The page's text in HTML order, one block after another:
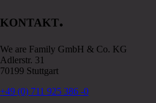
KONTAKT.
We are Family GmbH & Co. KG
Adlerstr. 31
70199 Stuttgart
+49 (0) 711 925 386 -0